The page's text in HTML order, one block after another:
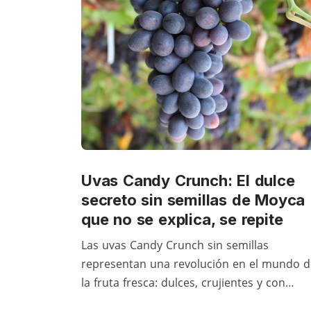
Uvas Candy Crunch: El dulce
secreto sin semillas de Moyca
que no se explica, se repite
Las uvas Candy Crunch sin semillas
representan una revolución en el mundo
la fruta fresca: dulces, crujientes y con…